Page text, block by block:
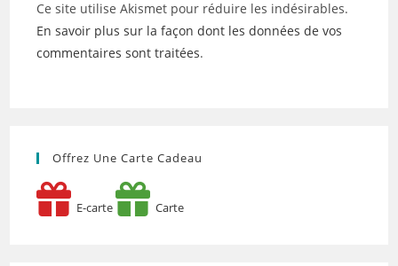
Ce site utilise Akismet pour réduire les indésirables.
En savoir plus sur la façon dont les données de vos
commentaires sont traitées.
Offrez Une Carte Cadeau
E-carte Carte